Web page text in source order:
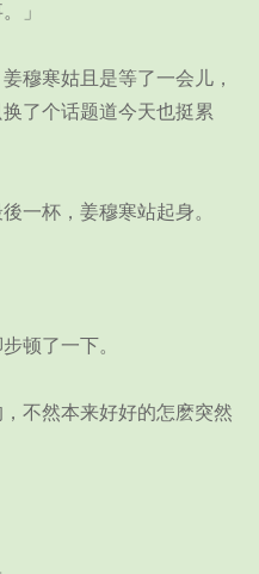
」
寒姑且是等了一会儿，
了个话题道今天也挺累
杯，姜穆寒站起身。
顿了一下。
不然本来好好的怎麽突然